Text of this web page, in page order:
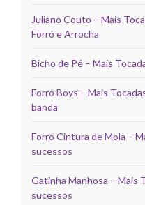
Juliano Couto – Mais
Forró e Arrocha
Bicho de Pé – Mais
Forró Boys – Mais
banda
Forró Cintura de Mola –
sucessos
Gatinha Manhosa – Mais
sucessos